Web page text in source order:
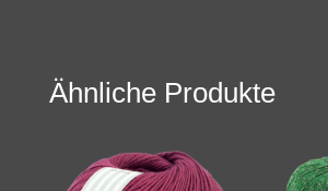
Ähnliche Produkte